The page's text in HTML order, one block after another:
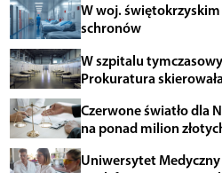
W woj.
schronów
W szpitalu
Prokuratura
Czerwone światło dla
na ponad milion
Uniwersytet